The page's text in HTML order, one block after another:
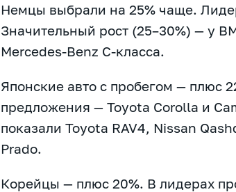
Немцы выбрали на 25% чаще.
Значительный рост (25–30%) — у
Mercedes-Benz C-класса.
Японские авто с пробегом — плюс
предложения — Toyota Corolla и
показали Toyota RAV4, Nissan
Prado.
Корейцы — плюс 20%. В лидерах